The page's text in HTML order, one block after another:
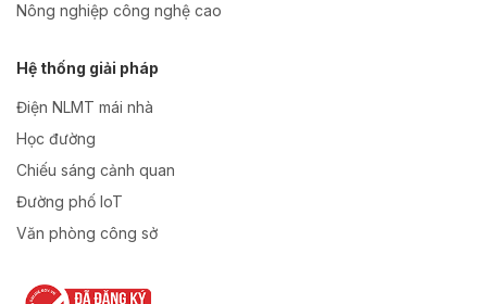
Nông nghiệp công nghệ cao
Hệ thống giải pháp
Điện NLMT mái nhà
Học đường
Chiếu sáng cảnh quan
Đường phố IoT
Văn phòng công sở